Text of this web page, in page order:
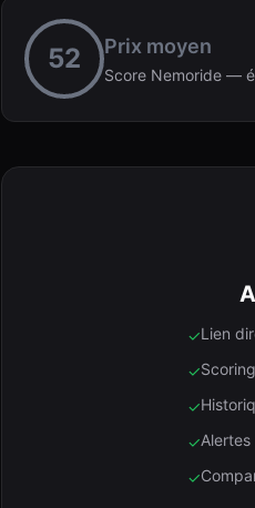
52 Prix moyen
Score Nemoride —
✓Lien
✓
✓
✓
✓